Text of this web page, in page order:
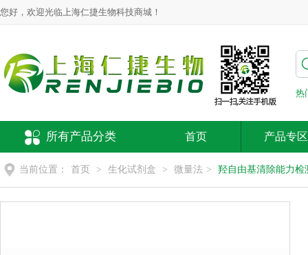
您好，欢迎光临上海仁捷生物科技商城！
热
所有产品分类 首页 产品专区
当前位置： 首页 > 生化试剂盒 > 微量法 > 羟自由基清除能力检